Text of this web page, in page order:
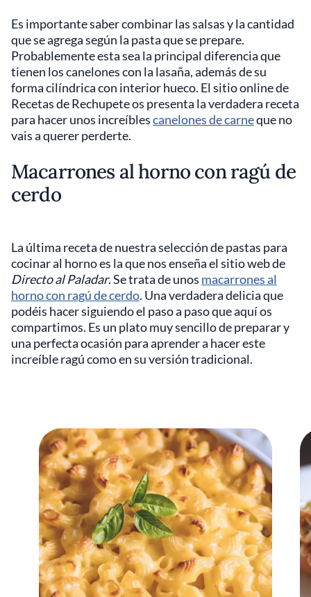
Es importante saber combinar las salsas y la cantidad
que se agrega según la pasta que se prepare.
Probablemente esta sea la principal diferencia que
tienen los canelones con la lasaña, además de su
forma cilíndrica con interior hueco. El sitio online de
Recetas de Rechupete os presenta la verdadera receta
para hacer unos increíblescanelones de carneque no
vais a querer perderte.
Macarrones al horno con ragú de
cerdo
La última receta de nuestra selección de pastas para
cocinar al horno es la que nos enseña el sitio web de
Directo al Paladar. Se trata de unos macarrones al
horno con ragú de cerdo. Una verdadera delicia que
podéis hacer siguiendo el paso a paso que aquí os
compartimos. Es un plato muy sencillo de preparar y
una perfecta ocasión para aprender a hacer este
increíble ragú como en su versión tradicional.